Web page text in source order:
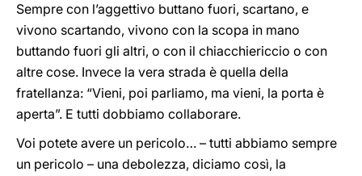
Sempre con l’aggettivo buttano fuori, scartano, e
vivono scartando, vivono con la scopa in mano
buttando fuori gli altri, o con il chiacchiericcio o con
altre cose. Invece la vera strada è quella della
fratellanza: “Vieni, poi parliamo, ma vieni, la porta è
aperta”. E tutti dobbiamo collaborare.
Voi potete avere un pericolo… – tutti abbiamo sempre
un pericolo – una debolezza, diciamo così, la